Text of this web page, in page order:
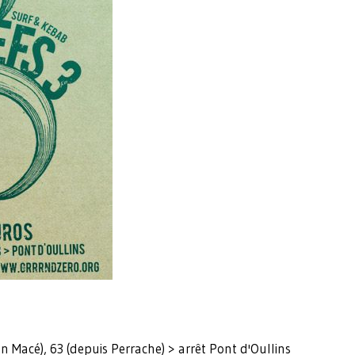
Macé), 63 (depuis Perrache) > arrêt Pont d'Oullins